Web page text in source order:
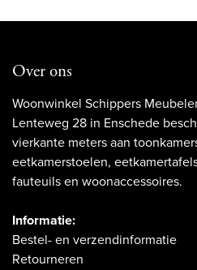
Over ons
Woonwinkel Schippers
Lenteweg 28 in Enschede
vierkante meters aan
eetkamerstoelen,
fauteuils en woonaccessoires.
Informatie:
Bestel- en verzendinformatie
Retourneren